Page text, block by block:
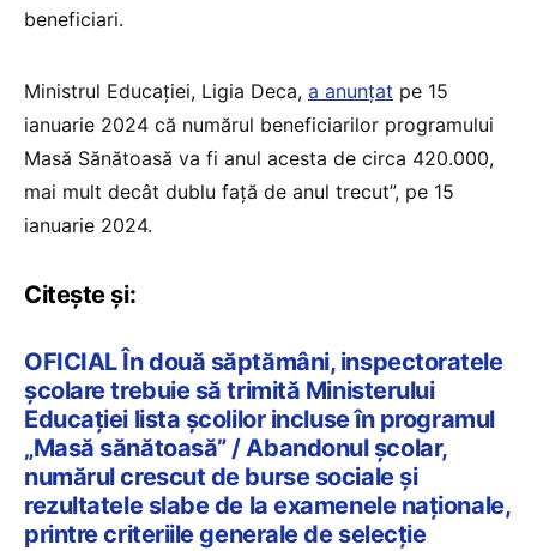
beneficiari.
Ministrul Educaţiei, Ligia Deca, a anunțat pe 15
ianuarie 2024 că numărul beneficiarilor programului
Masă Sănătoasă va fi anul acesta de circa 420.000,
mai mult decât dublu faţă de anul trecut”, pe 15
ianuarie 2024.
Citește și:
OFICIAL În două săptămâni, inspectoratele
școlare trebuie să trimită Ministerului
Educației lista școlilor incluse în programul
„Masă sănătoasă” / Abandonul școlar,
numărul crescut de burse sociale și
rezultatele slabe de la examenele naționale,
printre criteriile generale de selecție